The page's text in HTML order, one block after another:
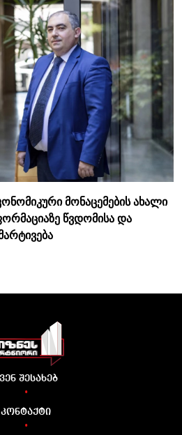
მონაცემების ახალი
წვდომისა და
შესახებ
•
კონტაქტი
•